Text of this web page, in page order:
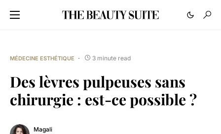
MÉDECINE ESTHÉTIQUE 3 minute read
Des lèvres pulpeuses sans
chirurgie : est-ce possible ?
Magali